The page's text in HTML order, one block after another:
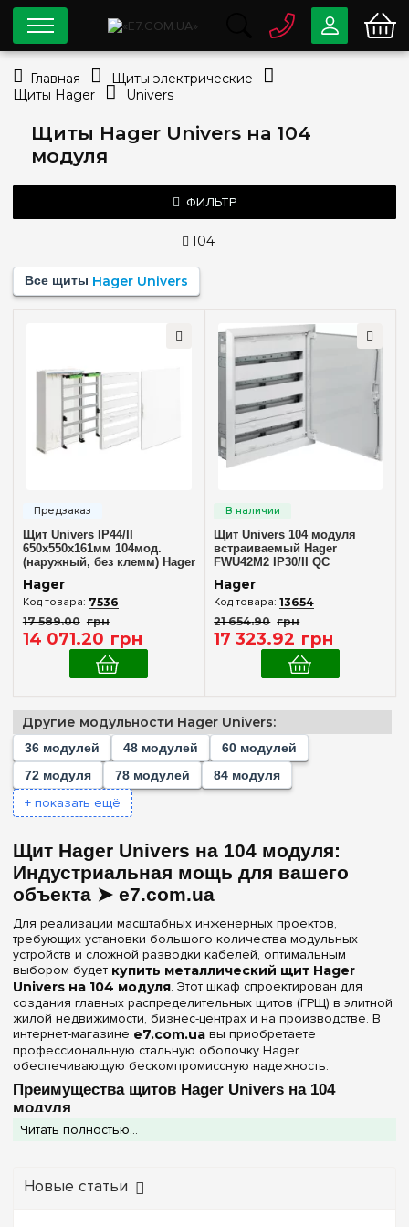
Щиты Hager Univers на 104
модуля
ФИЛЬТР
—
Наружный
Внутренний (в нишу) (1)
36
48(+4)
60
72(+6)
78(+2)
104
108 (+2)
120
130
144
156(+2)
168(+2)
180(+3)
182(+2)
192(+2)
216 (+1)
240(+2)
252(+2)
288(+1)
336(+1)
Комплектация клеммами PE+N
Нет в комплекте(1)
Частичная
Материал корпуса
Металл(2)
Дверца
Белая(1)
Непрозрачная(1)
Серия
Univers(2)
Цвет корпуса
104
Все щиты Hager Univers
Щит Univers IP44/II
650x550x161мм 104мод.
(наружный, без клемм) Hager
Hager
7536
17 589.00 грн
14 071.20 грн
Щит Univers 104 модуля
встраиваемый Hager
FWU42M2 IP30/II QC
Hager
13654
21 654.90 грн
17 323.92 грн
Другие модульности Hager Univers:
36 модулей 48 модулей
60 модулей
72 модуля
78 модулей 84 модуля
+ показать ещё
Щит Hager Univers на 104 модуля:
Индустриальная мощь для вашего
объекта ➤ e7.com.ua
Для реализации масштабных инженерных проектов,
требующих установки большого количества модульных
устройств и сложной разводки кабелей, оптимальным
выбором будет купить металлический щит Hager
Univers на 104 модуля. Этот шкаф спроектирован для
создания главных распределительных щитов (ГРЩ) в элитной
жилой недвижимости, бизнес-центрах и на производстве. В
интернет-магазине e7.com.ua вы приобретаете
профессиональную стальную оболочку Hager,
обеспечивающую бескомпромиссную надежность.
Преимущества щитов Hager Univers на 104
модуля
Серия Univers в таком типоразмере — это выбор
Защита в сложных условиях:
Читать полностью...
Новые статьи
0 800 33-63-07
044334-79-78
Главная
Щиты электрические
Щиты Hager
Univers